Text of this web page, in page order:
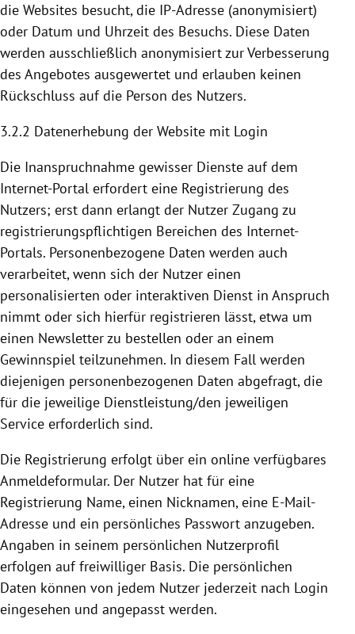
die Websites besucht, die IP-Adresse (anonymisiert)
oder Datum und Uhrzeit des Besuchs. Diese Daten
werden ausschließlich anonymisiert zur Verbesserung
des Angebotes ausgewertet und erlauben keinen
Rückschluss auf die Person des Nutzers.
3.2.2 Datenerhebung der Website mit Login
Die Inanspruchnahme gewisser Dienste auf dem
Internet-Portal erfordert eine Registrierung des
Nutzers; erst dann erlangt der Nutzer Zugang zu
registrierungspflichtigen Bereichen des Internet-
Portals. Personenbezogene Daten werden auch
verarbeitet, wenn sich der Nutzer einen
personalisierten oder interaktiven Dienst in Anspruch
nimmt oder sich hierfür registrieren lässt, etwa um
einen Newsletter zu bestellen oder an einem
Gewinnspiel teilzunehmen. In diesem Fall werden
diejenigen personenbezogenen Daten abgefragt, die
für die jeweilige Dienstleistung/den jeweiligen
Service erforderlich sind.
Die Registrierung erfolgt über ein online verfügbares
Anmeldeformular. Der Nutzer hat für eine
Registrierung Name, einen Nicknamen, eine E-Mail-
Adresse und ein persönliches Passwort anzugeben.
Angaben in seinem persönlichen Nutzerprofil
erfolgen auf freiwilliger Basis. Die persönlichen
Daten können von jedem Nutzer jederzeit nach Login
eingesehen und angepasst werden.